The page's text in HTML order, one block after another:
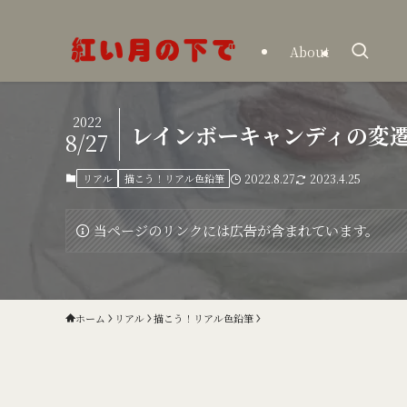
About
レインボーキャンディの変
2022
8/27
リアル 描こう！リアル色鉛筆 2022.8.27 2023.4.25
当ページのリンクには広告が含まれています。
ホーム リアル 描こう！リアル色鉛筆